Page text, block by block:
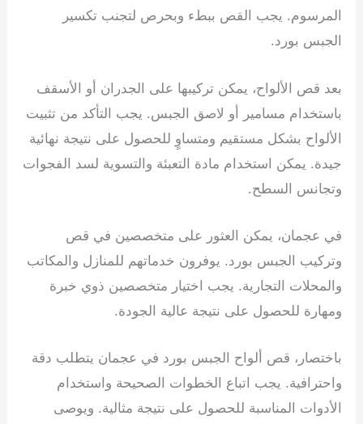
المرسوم. يجب القص ببطء وبحرص لتجنب تكسير
الجبس بورد.
بعد قص الألواح، يمكن تركيبها على الجدران أو الأسقف
باستخدام مسامير أو لاصق الجبس. يجب التأكد من تثبيت
الألواح بشكل مستقيم ومتساوٍ للحصول على نتيجة نهائية
جيدة. يمكن استخدام مادة التعبئة والتسوية لسد الفجوات
وتجانس السطح.
في عجمان، يمكن العثور على متخصصين في قص
وتركيب الجبس بورد. يوفرون خدماتهم للمنازل والمكاتب
والمحلات التجارية. يجب اختيار متخصصين ذوي خبرة
ومهارة للحصول على نتيجة عالية الجودة.
باختصار، قص ألواح الجبس بورد في عجمان يتطلب دقة
واحترافية. يجب اتباع الخطوات الصحيحة واستخدام
الأدوات المناسبة للحصول على نتيجة مثالية. ويوصى